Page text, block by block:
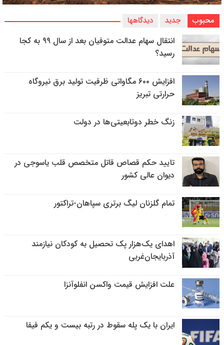
محبوب جدید دیدگاهها
انتقال سهام عدالت متوفیان بعد از سال ۹۹ به کجا
رسید؟
افزایش ۶۰۰ مگاواتی ظرفیت تولید برق نیروگاه
حرارتی تبریز
زنگ خطر دوتابعیتی‌ها در دولت
تایید حکم قصاص قاتل متخصص قلب یاسوجی در
دیوان عالی کشور
تمام گلزنان لیگ‌ برتری سپاهان-تراکتور
اهدای یک‌هزار پک تحصیل به کودکان نیازمند
آذربایجان‌غربی
علت افزایش قیمت واکسن انفلوآنزا
ایران با یک پله سقوط در رتبه بیست و یکم فیفا